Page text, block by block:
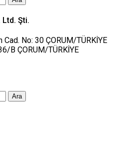
Ltd. Şti.
Cad. No: 30 ÇORUM/TÜRKİYE
B ÇORUM/TÜRKİYE